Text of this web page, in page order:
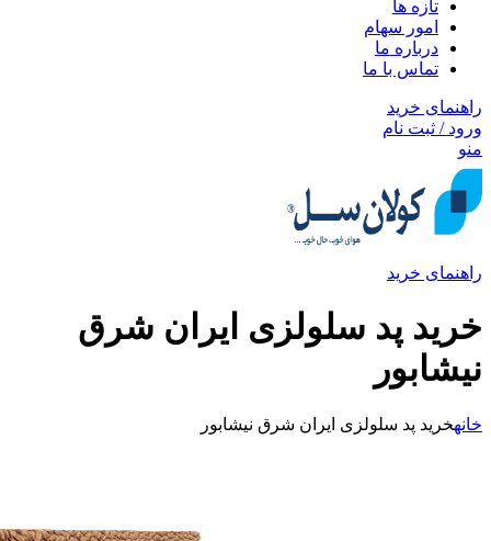
تازه ها
امور سهام
درباره ما
تماس با ما
راهنمای خرید
ورود / ثبت نام
منو
راهنمای خرید
خرید پد سلولزی ایران شرق
نیشابور
خانهخرید پد سلولزی ایران شرق نیشابور